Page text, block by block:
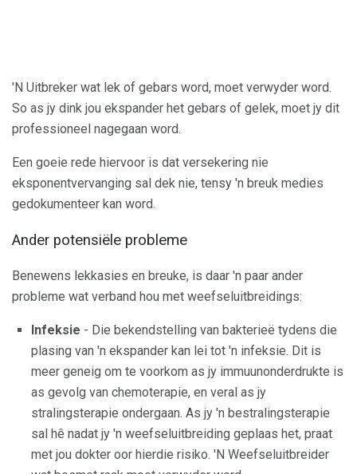
'N Uitbreker wat lek of gebars word, moet verwyder word.
So as jy dink jou ekspander het gebars of gelek, moet jy dit
professioneel nagegaan word.
Een goeie rede hiervoor is dat versekering nie
eksponentvervanging sal dek nie, tensy 'n breuk medies
gedokumenteer kan word.
Ander potensiële probleme
Benewens lekkasies en breuke, is daar 'n paar ander
probleme wat verband hou met weefseluitbreidings:
Infeksie - Die bekendstelling van bakterieë tydens die
plasing van 'n ekspander kan lei tot 'n infeksie. Dit is
meer geneig om te voorkom as jy immuunonderdrukte is
as gevolg van chemoterapie, en veral as jy
stralingsterapie ondergaan. As jy 'n bestralingsterapie
sal hê nadat jy 'n weefseluitbreiding geplaas het, praat
met jou dokter oor hierdie risiko. 'N Weefseluitbreider